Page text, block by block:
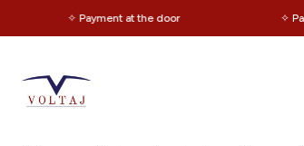
✧ Payment at the door ✧